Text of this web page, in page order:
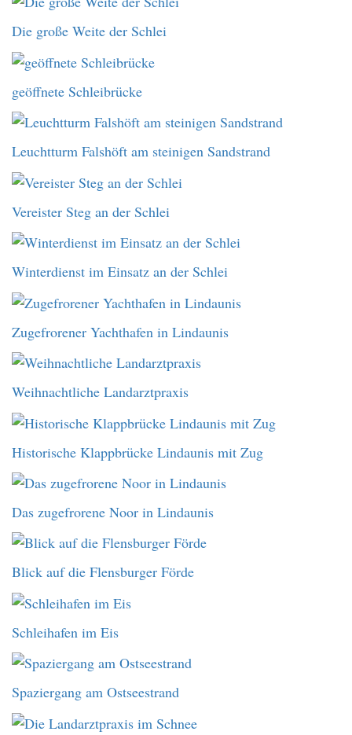
Die große Weite der Schlei
geöffnete Schleibrücke
Leuchtturm Falshöft am steinigen Sandstrand
Vereister Steg an der Schlei
Winterdienst im Einsatz an der Schlei
Zugefrorener Yachthafen in Lindaunis
Weihnachtliche Landarztpraxis
Historische Klappbrücke Lindaunis mit Zug
Das zugefrorene Noor in Lindaunis
Blick auf die Flensburger Förde
Schleihafen im Eis
Spaziergang am Ostseestrand